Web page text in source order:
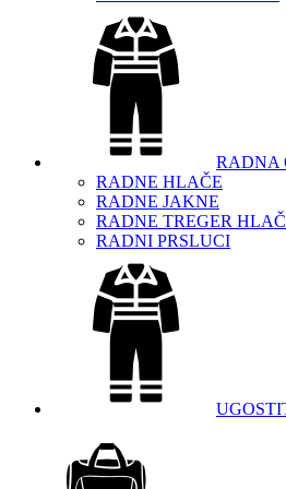
RADNA
RADNE HLAČE
RADNE JAKNE
RADNE TREGER
RADNI PRSLUCI